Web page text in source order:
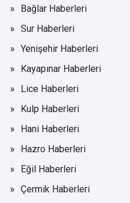
Bağlar Haberleri
Sur Haberleri
Yenişehir Haberleri
Kayapınar Haberleri
Lice Haberleri
Kulp Haberleri
Hani Haberleri
Hazro Haberleri
Eğil Haberleri
Çermik Haberleri